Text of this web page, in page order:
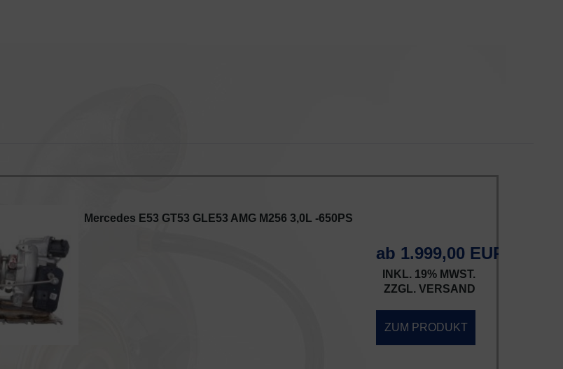
Mercedes E53 GT53 GLE53 AMG M256 3,0L -650PS
ab 1.999,00 EUR
INKL. 19% MWST.
ZZGL. VERSAND
ZUM PRODUKT